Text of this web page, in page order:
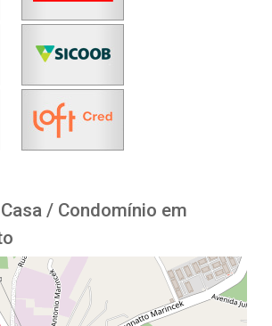
/ Condomínio em